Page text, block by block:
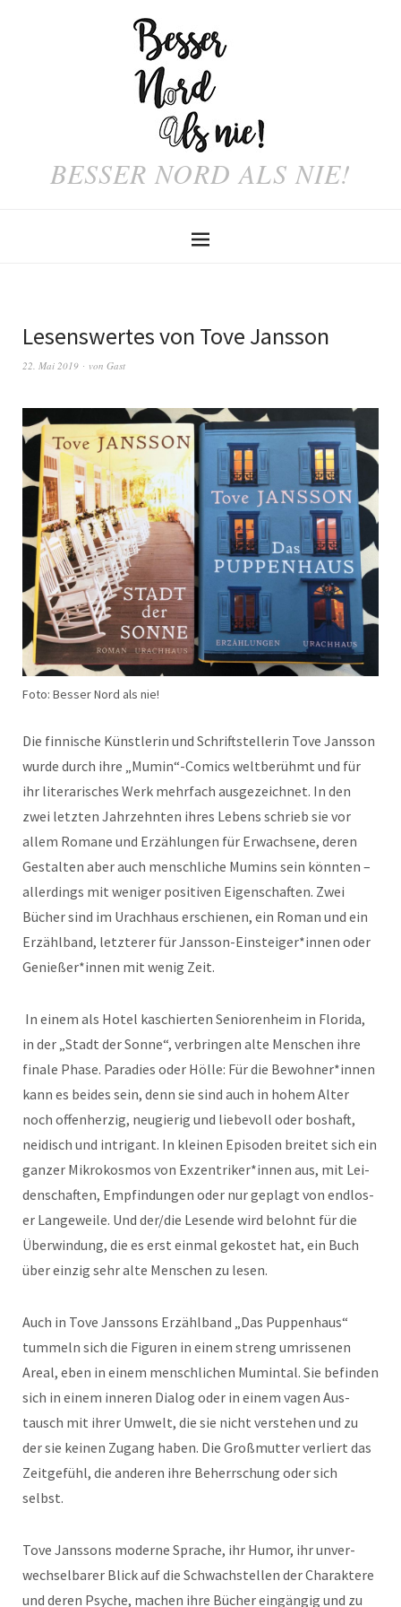
BESSER NORD ALS NIE!
Lesenswertes von Tove Jansson
22. Mai 2019 von Gast
Foto: Besser Nord als nie!
Die finnis­che Kün­st­lerin und Schrift­stel­lerin Tove Jans­son
wurde durch ihre „Mumin“-Comics welt­berühmt und für
ihr lit­er­arisches Werk mehrfach aus­geze­ich­net. In den
zwei let­zten Jahrzehn­ten ihres Lebens schrieb sie vor
allem Romane und Erzäh­lun­gen für Erwach­sene, deren
Gestal­ten aber auch men­schliche Mumins sein kön­nten –
allerd­ings mit weniger pos­i­tiv­en Eigen­schaften. Zwei
Büch­er sind im Urach­haus erschienen, ein Roman und ein
Erzählband, let­zter­er für Jansson-Einsteiger*innen oder
Genießer*innen mit wenig Zeit.
In einem als Hotel kaschierten Senioren­heim in Flori­da,
in der „Stadt der Sonne“, ver­brin­gen alte Men­schen ihre
finale Phase. Paradies oder Hölle: Für die Bewohner*innen
kann es bei­des sein, denn sie sind auch in hohem Alter
noch offen­herzig, neugierig und liebevoll oder boshaft,
nei­disch und intri­g­ant. In kleinen Episo­den bre­it­et sich ein
ganz­er Mikrokos­mos von Exzentriker*innen aus, mit Lei­
den­schaften, Empfind­un­gen oder nur geplagt von end­los­
er Langeweile. Und der/die Lesende wird belohnt für die
Über­win­dung, die es erst ein­mal gekostet hat, ein Buch
über einzig sehr alte Men­schen zu lesen.
Auch in Tove Janssons Erzählband „Das Pup­pen­haus“
tum­meln sich die Fig­uren in einem streng umris­se­nen
Are­al, eben in einem men­schlichen Mumintal. Sie befind­en
sich in einem inneren Dia­log oder in einem vagen Aus­
tausch mit ihrer Umwelt, die sie nicht ver­ste­hen und zu
der sie keinen Zugang haben. Die Groß­mut­ter ver­liert das
Zeit­ge­fühl, die anderen ihre Beherrschung oder sich
selbst.
Tove Janssons mod­erne Sprache, ihr Humor, ihr unver­
wech­sel­bar­er Blick auf die Schwach­stellen der Charak­tere
und deren Psy­che, machen ihre Büch­er eingängig und zu